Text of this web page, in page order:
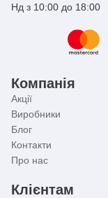
Нд з 10:00 до 18:00
Компанія
Акції
Виробники
Блог
Контакти
Про нас
Клієнтам